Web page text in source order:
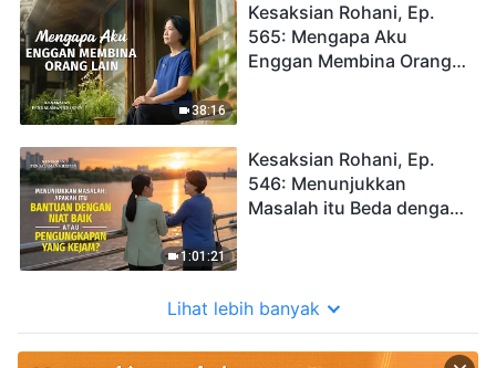
38:16
Kesaksian Rohani, Ep.
565: Mengapa Aku
Enggan Membina Orang
1:01:21
Kesaksian Rohani, Ep.
546: Menunjukkan
Masalah itu Beda dengan
Lihat lebih banyak